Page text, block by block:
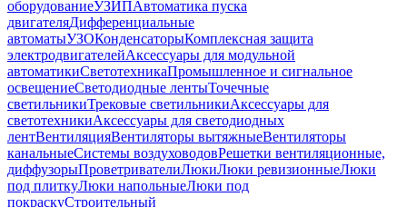
оборудованиеУЗИПАвтоматика пуска
двигателяДифференциальные
автоматыУЗОКонденсаторыКомплексная защита
электродвигателейАксессуары для модульной
автоматикиСветотехникаПромышленное и сигнальное
освещениеСветодиодные лентыТочечные
светильникиТрековые светильникиАксессуары для
светотехникиАксессуары для светодиодных
лентВентиляцияВентиляторы вытяжныеВентиляторы
канальныеСистемы воздуховодовРешетки вентиляционные,
диффузорыПроветривателиЛюкиЛюки ревизионныеЛюки
под плиткуЛюки напольныеЛюки под
покраскуСтроительный